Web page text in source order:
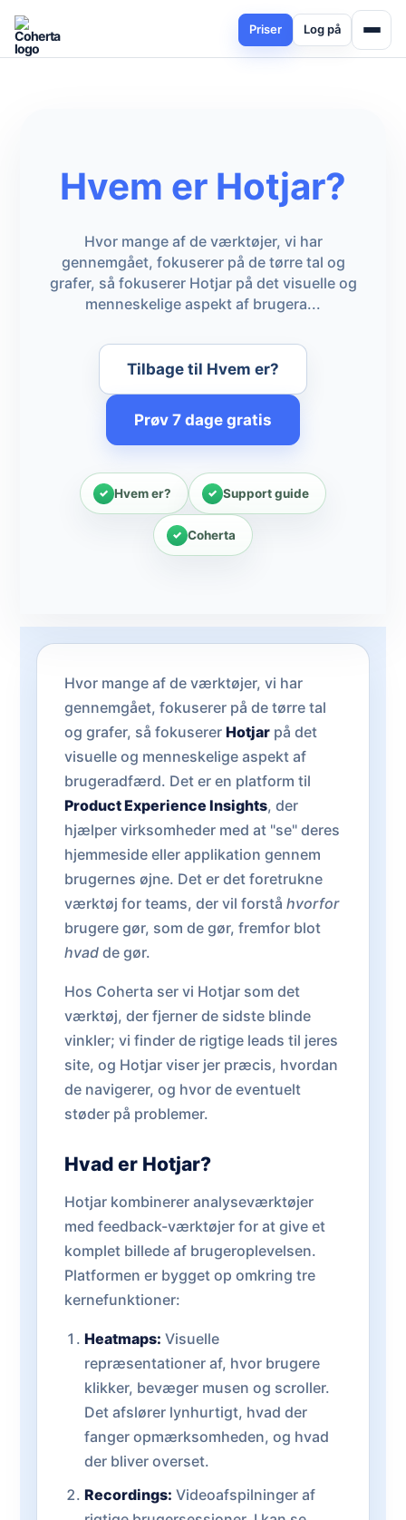
Priser Log på
Hvem er Hotjar?
Hvor mange af de værktøjer, vi har
gennemgået, fokuserer på de tørre tal og
grafer, så fokuserer Hotjar på det visuelle og
menneskelige aspekt af brugera...
Tilbage til Hvem er?
Prøv 7 dage gratis
Hvem er? Support guide
Coherta
Hvor mange af de værktøjer, vi har
gennemgået, fokuserer på de tørre tal
og grafer, så fokuserer Hotjar på det
visuelle og menneskelige aspekt af
brugeradfærd. Det er en platform til
Product Experience Insights, der
hjælper virksomheder med at "se" deres
hjemmeside eller applikation gennem
brugernes øjne. Det er det foretrukne
værktøj for teams, der vil forstå hvorfor
brugere gør, som de gør, fremfor blot
hvad de gør.
Hos Coherta ser vi Hotjar som det
værktøj, der fjerner de sidste blinde
vinkler; vi finder de rigtige leads til jeres
site, og Hotjar viser jer præcis, hvordan
de navigerer, og hvor de eventuelt
støder på problemer.
Hvad er Hotjar?
Hotjar kombinerer analyseværktøjer
med feedback-værktøjer for at give et
komplet billede af brugeroplevelsen.
Platformen er bygget op omkring tre
kernefunktioner:
Heatmaps: Visuelle
repræsentationer af, hvor brugere
klikker, bevæger musen og scroller.
Det afslører lynhurtigt, hvad der
fanger opmærksomheden, og hvad
der bliver overset.
Recordings: Videoafspilninger af